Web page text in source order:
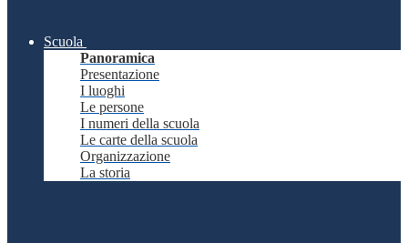
Scuola
Panoramica
Presentazione
I luoghi
Le persone
I numeri della scuola
Le carte della scuola
Organizzazione
La storia